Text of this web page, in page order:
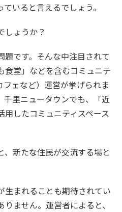
いると言えるでしょう。
しょうか？
題です。そんな中注目されて
食堂」などを含むコミュニテ
ェなど）運営が挙げられま
千里ニュータウンでも、「近
したコミュニティスペース
、新たな住民が交流する場と
生まれることも期待されてい
ません。運営者によると、